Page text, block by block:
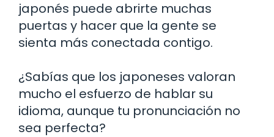
japonés puede abrirte muchas
puertas y hacer que la gente se
sienta más conectada contigo.
¿Sabías que los japoneses valoran
mucho el esfuerzo de hablar su
idioma, aunque tu pronunciación no
sea perfecta?